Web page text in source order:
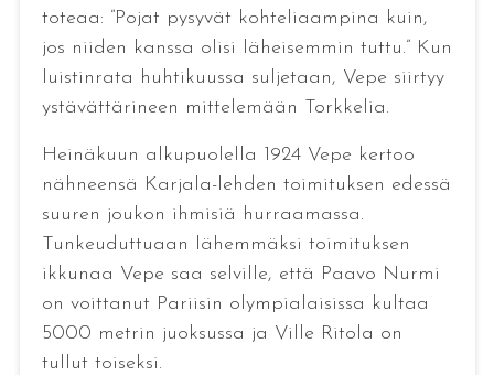
toteaa: ”Pojat pysyvät kohteliaampina kuin,
jos niiden kanssa olisi läheisemmin tuttu.” Kun
luistinrata huhtikuussa suljetaan, Vepe siirtyy
ystävättärineen mittelemään Torkkelia.
Heinäkuun alkupuolella 1924 Vepe kertoo
nähneensä Karjala-lehden toimituksen edessä
suuren joukon ihmisiä hurraamassa.
Tunkeuduttuaan lähemmäksi toimituksen
ikkunaa Vepe saa selville, että Paavo Nurmi
on voittanut Pariisin olympialaisissa kultaa
5000 metrin juoksussa ja Ville Ritola on
tullut toiseksi.